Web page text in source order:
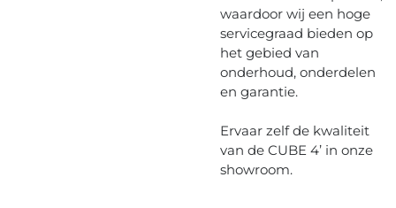
waardoor wij een hoge
servicegraad bieden op
het gebied van
onderhoud, onderdelen
en garantie.
Ervaar zelf de kwaliteit
van de CUBE 4’ in onze
showroom.